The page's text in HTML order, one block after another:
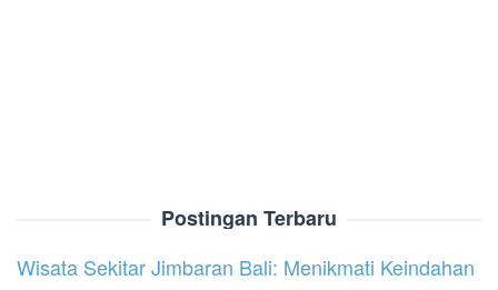
Postingan Terbaru
Wisata Sekitar Jimbaran Bali: Menikmati Keindahan